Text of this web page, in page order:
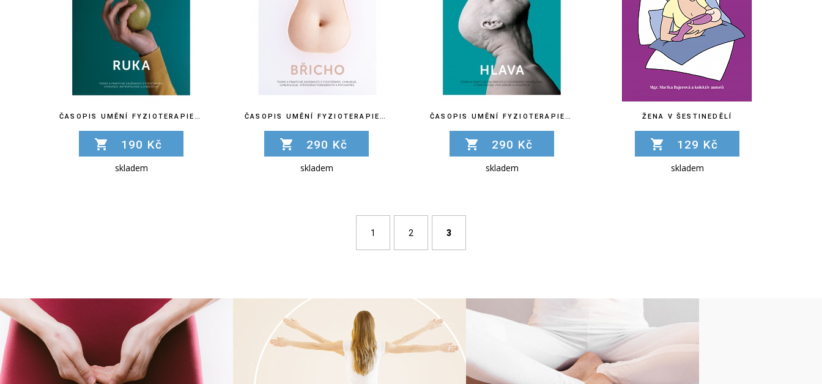
ČASOPIS UMĚNÍ FYZIOTERAPIE Č. 7
190 Kč
skladem
ČASOPIS UMĚNÍ FYZIOTERAPIE Č. 8
290 Kč
skladem
ČASOPIS UMĚNÍ FYZIOTERAPIE Č. 9
290 Kč
skladem
ŽENA V ŠESTINEDĚLÍ
129 Kč
skladem
1 2 3